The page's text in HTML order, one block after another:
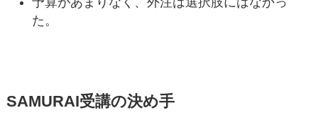
た。
SAMURAI受講の決め手